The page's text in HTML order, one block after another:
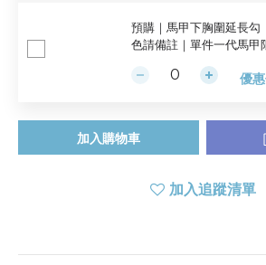
預購｜馬甲下胸圍延長勾
色請備註｜單件一代馬甲
優
加入購物車
加入追蹤清單